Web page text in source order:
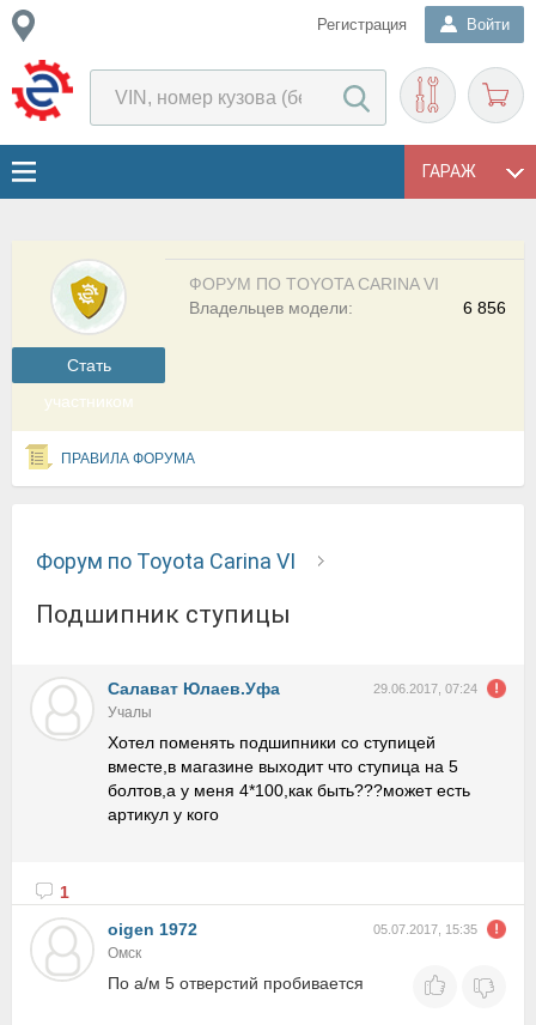
Регистрация Войти
ГАРАЖ
Cтать
участником
ФОРУМ ПО TOYOTA CARINA VI
6 856
Владельцев модели:
ПРАВИЛА ФОРУМА
Форум по Toyota Carina VI
Подшипник ступицы
Салават Юлаев.Уфа 29.06.2017, 07:24
Учалы
Хотел поменять подшипники со ступицей
вместе,в магазине выходит что ступица на 5
болтов,а у меня 4*100,как быть???может есть
артикул у кого
1
oigen 1972
05.07.2017, 15:35
Омск
По а/м 5 отверстий пробивается